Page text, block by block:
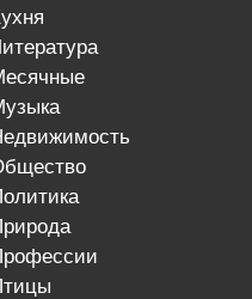
кухня
литература
месячные
музыка
недвижимость
общество
политика
природа
профессии
птицы